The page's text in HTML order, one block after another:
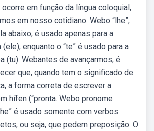
em função da língua coloquial,
em nosso cotidiano. Webo “lhe”,
abaixo, é usado apenas para a
enquanto o “te” é usado para a
(tu). Webantes de avançarmos, é
que, quando tem o significado de
a forma correta de escrever a
hífen (“pronta. Webo pronome
é usado somente com verbos
ou seja, que pedem preposição: O